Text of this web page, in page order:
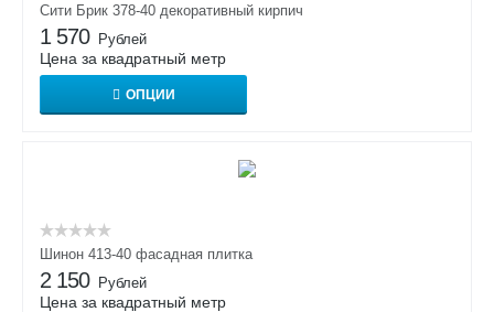
Сити Брик 378-40 декоративный кирпич
1 570 Рублей
Цена за квадратный метр
ОПЦИИ
Шинон 413-40 фасадная плитка
2 150 Рублей
Цена за квадратный метр